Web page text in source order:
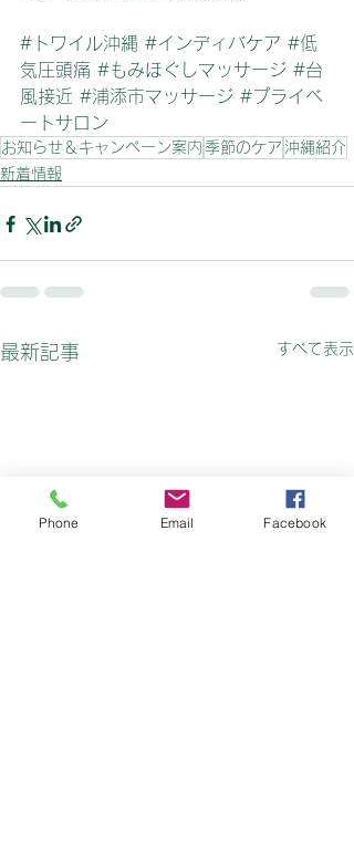
#トワイル沖縄 #インディバケア #低
気圧頭痛 #もみほぐしマッサージ #台
風接近 #浦添市マッサージ #プライベ
ートサロン
お知らせ＆キャンペーン案内 季節のケア 沖縄紹介
新着情報
最新記事 すべて表示
Phone Email Facebook